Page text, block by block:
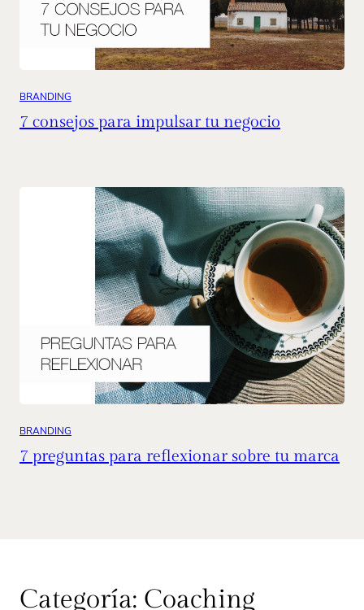
BRANDING
7 consejos para impulsar tu negocio
BRANDING
7 preguntas para reflexionar sobre tu marca
Categoría: Coaching